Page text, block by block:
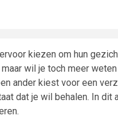
kiezen om hun
wil je toch meer
ander kiest voor een
dat je wil behalen. In